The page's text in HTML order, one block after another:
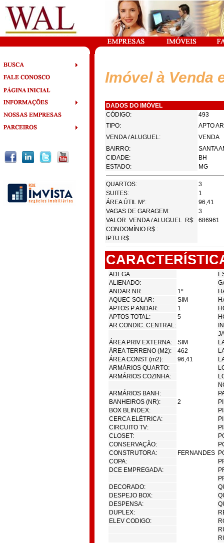
Imóvel à Venda
DADOS DO IMÓVEL
CÓDIGO:
493
TIPO:
APTO
VENDA / ALUGUEL:
VENDA
BAIRRO:
SANTA
CIDADE:
BH
ESTADO:
MG
QUARTOS:
3
SUITES:
1
ÁREA ÚTIL M²:
96,41
VAGAS DE GARAGEM:
3
VALOR VENDA / ALUGUEL R$: 686961
CONDOMÍNIO R$ :
IPTU R$:
ADEGA:
ALIENADO:
ANDAR NR:
1º
AQUEC SOLAR:
SIM
APTOS P ANDAR:
1
APTOS TOTAL:
5
AR CONDIC. CENTRAL:
ÁREA PRIV EXTERNA:
SIM
ÁREA TERRENO (M2):
462
ÁREA CONST (m2):
96,41
ARMÁRIOS QUARTO:
ARMÁRIOS COZINHA:
ARMÁRIOS BANH:
BANHEIROS (NR):
2
BOX BLINDEX:
CERCA ELÉTRICA:
CIRCUITO TV:
CLOSET:
CONSERVAÇÃO:
CONSTRUTORA:
FERNANDES
COPA:
DCE EMPREGADA:
DECORADO:
DESPEJO BOX:
DESPENSA:
DUPLEX:
ELEV CODIGO: